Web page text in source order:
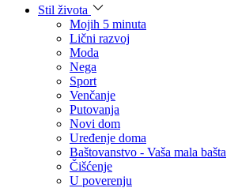
Stil života
Mojih 5 minuta
Lični razvoj
Moda
Nega
Sport
Venčanje
Putovanja
Novi dom
Uređenje doma
Baštovanstvo - Vaša mala bašta
Čišćenje
U poverenju